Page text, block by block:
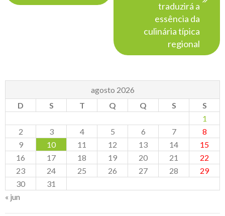
traduzirá a
essência da
culinária típica
regional
agosto 2026
D
S T Q Q S
S
1
2
3 4 5 6 7
8
9
10 11 12 13 14
15
16
17 18 19 20 21
22
23
24 25 26 27 28
29
30
31
« jun